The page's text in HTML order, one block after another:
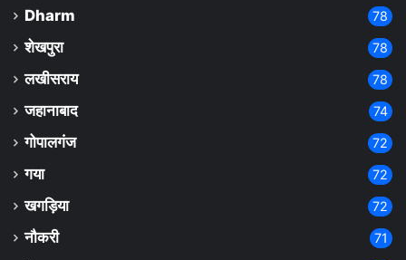
Dharm 78
शेखपुरा 78
लखीसराय 78
जहानाबाद 74
गोपालगंज 72
गया 72
खगड़िया 72
नौकरी 71